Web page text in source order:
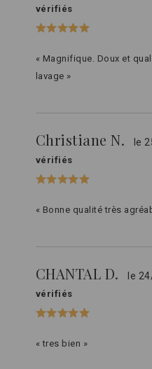
vérifiés
« Magnifique. Doux et
lavage »
Christiane N. le
vérifiés
« Bonne qualité très
CHANTAL D. le
vérifiés
« tres bien »